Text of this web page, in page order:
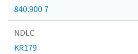
840.900 7
NDLC
KR179